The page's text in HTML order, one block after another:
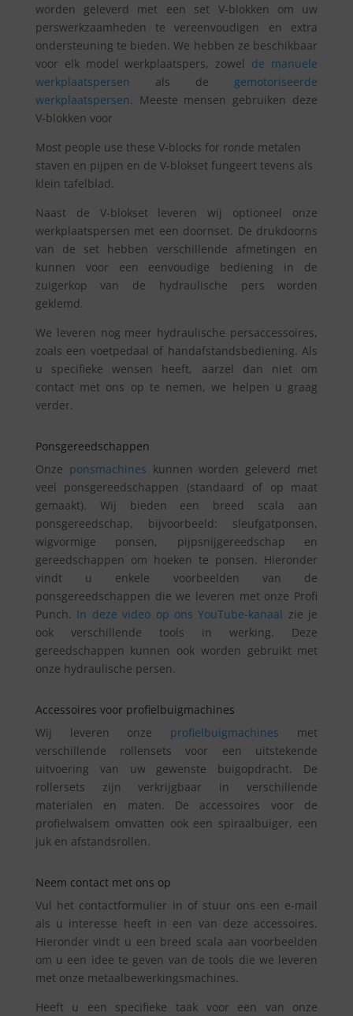
worden geleverd met een set V-blokken om uw
perswerkzaamheden te vereenvoudigen en extra
ondersteuning te bieden. We hebben ze beschikbaar
voor elk model werkplaatspers, zowel de manuele
werkplaatspersen als degemotoriseerde
werkplaatspersen. Meeste mensen gebruiken deze
V-blokken voor
Most people use these V-blocks for ronde metalen
staven en pijpen en de V-blokset fungeert tevens als
klein tafelblad.
Naast de V-blokset leveren wij optioneel onze
werkplaatspersen met een doornset. De drukdoorns
van de set hebben verschillende afmetingen en
kunnen voor een eenvoudige bediening in de
zuigerkop van de hydraulische pers worden
geklemd.
We leveren nog meer hydraulische persaccessoires,
zoals een voetpedaal of handafstandsbediening. Als
u specifieke wensen heeft, aarzel dan niet om
contact met ons op te nemen, we helpen u graag
verder.
Ponsgereedschappen
Onze ponsmachines kunnen worden geleverd met
veel ponsgereedschappen (standaard of op maat
gemaakt). Wij bieden een breed scala aan
ponsgereedschap, bijvoorbeeld: sleufgatponsen,
wigvormige ponsen, pijpsnijgereedschap en
gereedschappen om hoeken te ponsen. Hieronder
vindt u enkele voorbeelden van de
ponsgereedschappen die we leveren met onze Profi
Punch. In deze video op ons YouTube-kanaal zie je
ook verschillende tools in werking. Deze
gereedschappen kunnen ook worden gebruikt met
onze hydraulische persen.
Accessoires voor profielbuigmachines
Wij leveren onze profielbuigmachines met
verschillende rollensets voor een uitstekende
uitvoering van uw gewenste buigopdracht. De
rollersets zijn verkrijgbaar in verschillende
materialen en maten. De accessoires voor de
profielwalsem omvatten ook een spiraalbuiger, een
juk en afstandsrollen.
Neem contact met ons op
Vul het contactformulier in of stuur ons een e-mail
als u interesse heeft in een van deze accessoires.
Hieronder vindt u een breed scala aan voorbeelden
om u een idee te geven van de tools die we leveren
met onze metaalbewerkingsmachines.
Heeft u een specifieke taak voor een van onze